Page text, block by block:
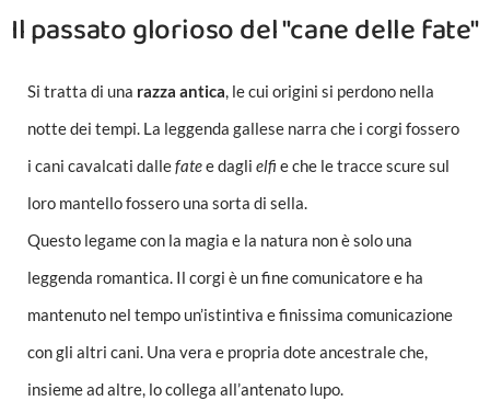
Il passato glorioso del "cane delle fate"
Si tratta di una razza antica, le cui origini si perdono nella
notte dei tempi. La leggenda gallese narra che i corgi fossero
i cani cavalcati dallefatee dagli elfi e che le tracce scure sul
loro mantello fossero una sorta di sella.
Questo legame con la magia e la natura non è solo una
leggenda romantica. Il corgi è un fine comunicatore e ha
mantenuto nel tempo un’istintiva e finissima comunicazione
con gli altri cani. Una vera e propria dote ancestrale che,
insieme ad altre, lo collega all’antenato lupo.